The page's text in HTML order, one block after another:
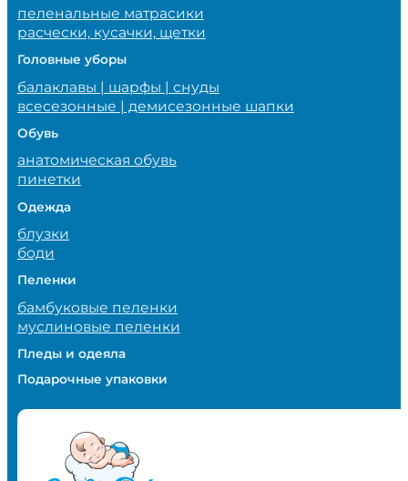
пеленальные матрасики
расчески, кусачки, щетки
Головные уборы
балаклавы | шарфы | снуды
всесезонные | демисезонные шапки
Обувь
анатомическая обувь
пинетки
Одежда
блузки
боди
Пеленки
бамбуковые пеленки
муслиновые пеленки
Пледы и одеяла
Подарочные упаковки